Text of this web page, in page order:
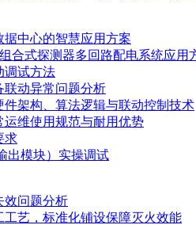
中心的智慧应用方案
合式探测器多回路配电系统应用
调试方法
联动异常问题分析
架构、算法逻辑与联动控制技术
维使用规范与耐用优势
求
出模块）实操调试
效问题分析
艺，标准化铺设保障灭火效能